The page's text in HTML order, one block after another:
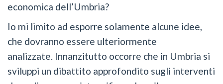
economica dell’Umbria?
Io mi limito ad esporre solamente alcune idee,
che dovranno essere ulteriormente
analizzate. Innanzitutto occorre che in Umbria si
sviluppi un dibattito approfondito sugli interventi